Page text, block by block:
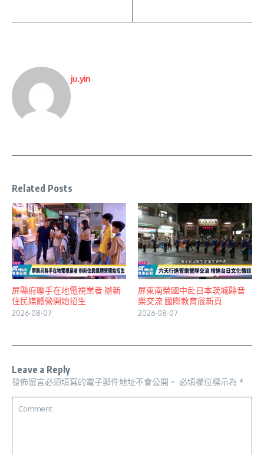
ju.yin
Related Posts
屏縣府聯手在地電視業者 辦新
住民媒體營開始招生
2026-08-07
屏東南榮國中赴日本茨城縣音
樂交流 國際教育展新頁
2026-08-07
Leave a Reply
發佈留言必須填寫的電子郵件地址不會公開。 必填欄位標示為 *